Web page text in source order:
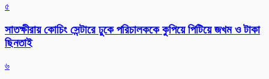
৫
সাতক্ষীরায় কোচিং সেন্টারে ঢুকে পরিচালককে কুপিয়ে পিটিয়ে জখম ও টাকা
ছিনতাই
৬